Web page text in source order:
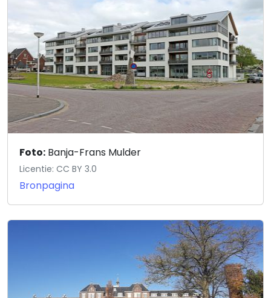
Foto: Banja-Frans Mulder
Licentie: CC BY 3.0
Bronpagina